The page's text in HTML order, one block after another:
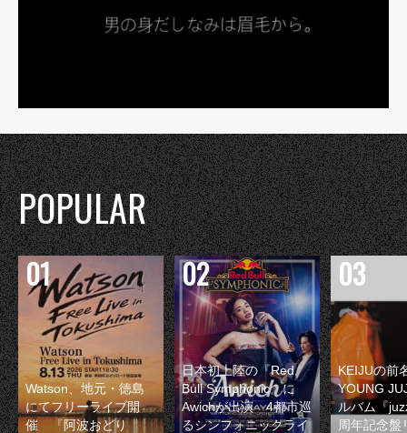
POPULAR
Watson、地元・徳島
にてフリーライブ開
催 『阿波おどり
日本初上陸の『Red
Bull Symphonic』に
Awichが出演 4都市巡
るシンフォニックライ
KEIJUの前
YOUNG
ルバム『
周年記念盤